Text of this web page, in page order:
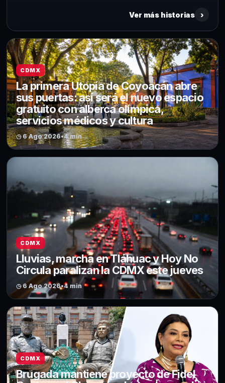
Ver más historias ›
CDMX
La primera Utopía de Coyoacán abre
sus puertas: así será el nuevo espacio
gratuito con alberca olímpica,
servicios médicos y cultura
◷ 6 Ago 2026•4 min
CDMX
Lluvias, marcha en Tláhuac y Hoy No
Circula paralizan la CDMX este jueves
◷ 6 Ago 2026•4 min
CDMX
Brugada mantiene proyecto de Fidel